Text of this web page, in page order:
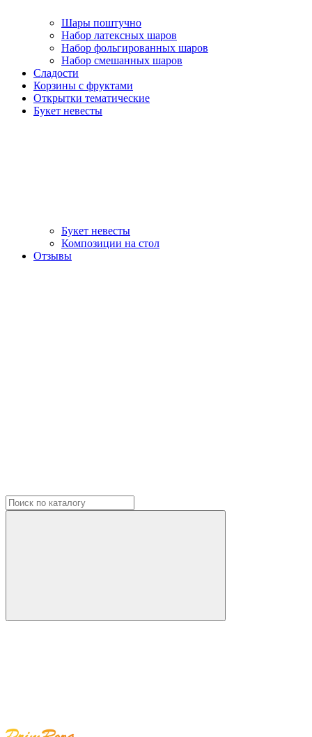
Шары поштучно
Набор латексных шаров
Набор фольгированных шаров
Набор смешанных шаров
Сладости
Корзины с фруктами
Открытки тематические
Букет невесты
Букет невесты
Композиции на стол
Отзывы